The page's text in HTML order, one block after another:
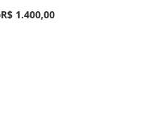
R$ 1.400,00